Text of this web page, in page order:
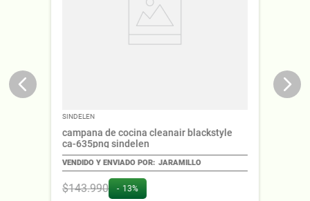
SINDELEN
campana de cocina cleanair blackstyle
ca-635png sindelen
JARAMILLO
$143.990 13%